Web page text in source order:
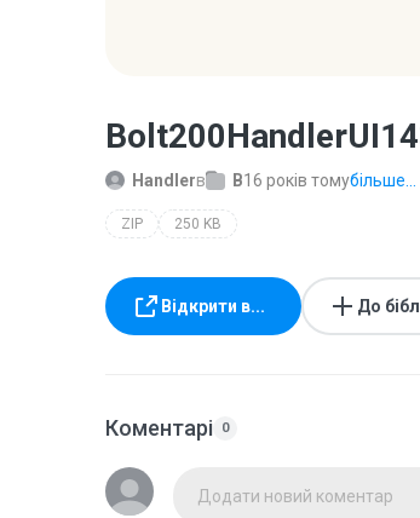
Handlerв B16 років томубільше...
ZIP 250 KB
Відкрити в... До
Коментарі 0
Додати новий коментар